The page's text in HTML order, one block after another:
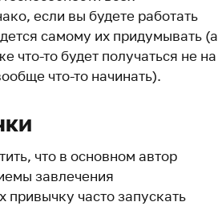
если вы будете работать
самому их придумывать (а
что-то будет получаться не на
что-то начинать).
что в основном автор
завлечения
привычку часто запускать